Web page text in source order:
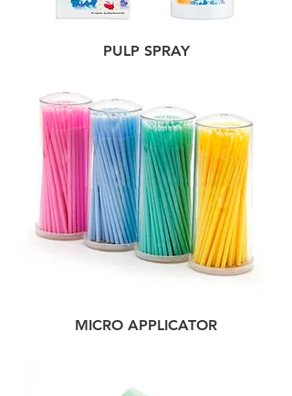
PULP SPRAY
MICRO APPLICATOR